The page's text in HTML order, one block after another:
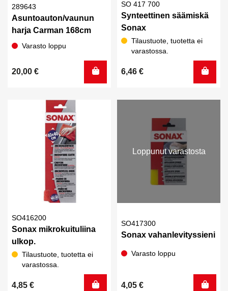
289643
Asuntoauton/vaunun
harja Carman 168cm
Varasto loppu
20,00 €
SO 417 700
Synteettinen säämiskä
Sonax
Tilaustuote, tuotetta ei
varastossa.
6,46 €
SO416200
Sonax mikrokuituliina
ulkop.
Tilaustuote, tuotetta ei
varastossa.
4,85 €
Loppunut varastosta
SO417300
Sonax vahanlevityssieni
Varasto loppu
4,05 €